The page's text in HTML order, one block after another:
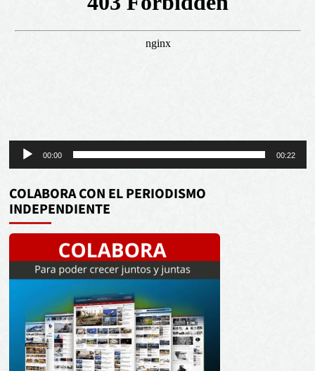
Reproductor
de
audio
00:00 00:22
COLABORA CON EL PERIODISMO
INDEPENDIENTE